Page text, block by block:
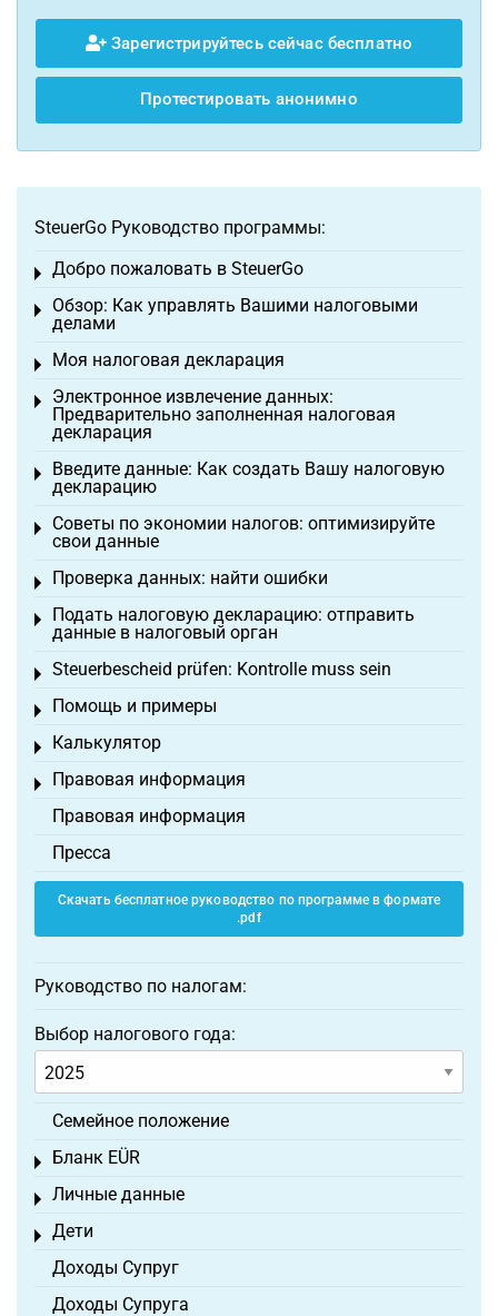
Зарегистрируйтесь сейчас бесплатно
Протестировать анонимно
SteuerGo Руководство программы:
Добро пожаловать в SteuerGo
Toggle menu
Обзор: Как управлять Вашими налоговыми
делами
Toggle menu
Моя налоговая декларация
Toggle menu
Электронное извлечение данных:
Предварительно заполненная налоговая
декларация
Toggle menu
Введите данные: Как создать Вашу налоговую
декларацию
Toggle menu
Советы по экономии налогов: оптимизируйте
свои данные
Toggle menu
Проверка данных: найти ошибки
Toggle menu
Подать налоговую декларацию: отправить
данные в налоговый орган
Toggle menu
Steuerbescheid prüfen: Kontrolle muss sein
Toggle menu
Помощь и примеры
Toggle menu
Калькулятор
Toggle menu
Правовая информация
Toggle menu
Правовая информация
Пресса
Скачать бесплатное руководство по программе в формате
.pdf
Руководство по налогам:
Выбор налогового года:
Семейное положение
Бланк EÜR
Toggle menu
Личные данные
Toggle menu
Дети
Toggle menu
Доходы Супруг
Доходы Супруга